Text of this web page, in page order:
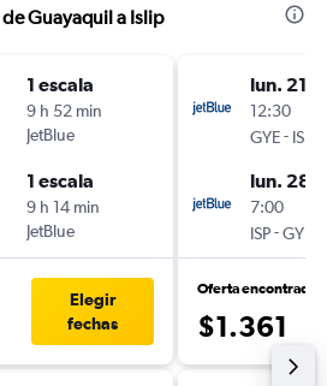
Guayaquil a Islip
1 escala
9 h 52 min
JetBlue
1 escala
9 h 14 min
JetBlue
Elegir
fechas
lun. 21/
12:30
GYE- ISP
lun. 28/
7:00
ISP-GYE
Oferta encontrada
$1.361